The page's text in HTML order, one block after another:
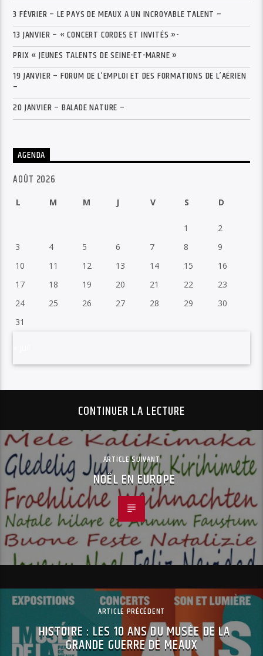
3 FÉVRIER – LE PAYS DE MEAUX A UN INCROYABLE TALENT –
13 JANVIER – « CONCERT CORDES ET INVITÉS »-
PRIX « JEUNES TALENTS DE SEINE-ET-MARNE »
19 JANVIER – FORUM DE L’EMPLOI ET DES FORMATIONS DE L’AÉRIEN
–
20 JANVIER – BALADE NATURE –
AGENDA
AOÛT 2026
L M M J V S D
1
2
3
4 5 6 7 8
9
10
11 12 13 14 15
16
17
18 19 20 21 22
23
24
25 26 27 28 29
30
31
CONTINUER LA LECTURE
ARTICLE SUIVANT
NOËL EN EUROPE
ARTICLE PRÉCÉDENT
HISTOIRE : LES 10 ANS DU MUSÉE DE LA
GRANDE GUERRE DE MEAUX